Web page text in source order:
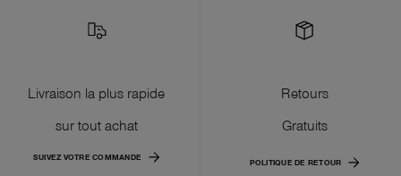
Livraison la plus rapide
sur tout achat
SUIVEZ VOTRE COMMANDE
Retours
Gratuits
POLITIQUE DE RETOUR